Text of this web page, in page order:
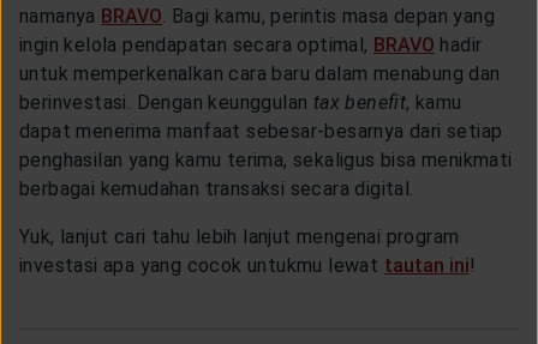
namanya BRAVO . Bagi kamu, perintis masa depan yang
ingin kelola pendapatan secara optimal, BRAVO hadir
untuk memperkenalkan cara baru dalam menabung dan
berinvestasi. Dengan keunggulan tax benefit, kamu
dapat menerima manfaat sebesar-besarnya dari setiap
penghasilan yang kamu terima, sekaligus bisa menikmati
berbagai kemudahan transaksi secara digital.
Yuk, lanjut cari tahu lebih lanjut mengenai program
investasi apa yang cocok untukmu lewat tautan ini!